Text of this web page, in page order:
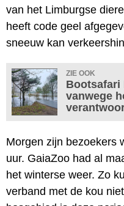
van het Limburgse
heeft code geel
sneeuw kan
ZIE OOK
Bootsafari
vanwege
Morgen zijn bezoekers
uur. GaiaZoo had al
het winterse weer. Zo
verband met de kou